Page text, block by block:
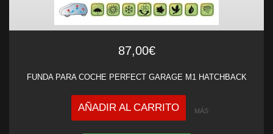
87,00€
FUNDA PARA COCHE PERFECT GARAGE M1 HATCHBACK
AÑADIR AL CARRITO MÁS